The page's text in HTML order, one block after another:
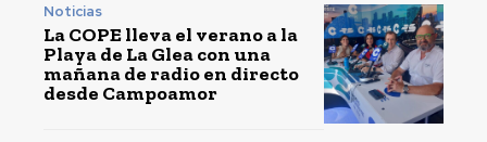
Noticias
La COPE lleva el verano a la
Playa de La Glea con una
mañana de radio en directo
desde Campoamor